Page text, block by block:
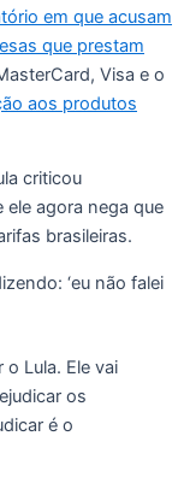
em que acusam
que prestam
Visa e o
aos produtos
criticou
agora nega que
brasileiras.
‘eu não falei
o Lula. Ele vai
os
é o